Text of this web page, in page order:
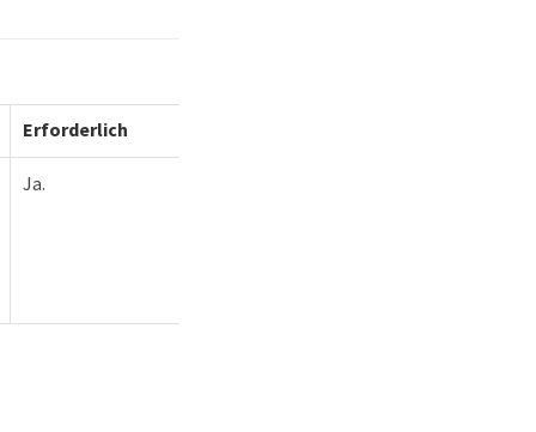
Erforderlich
Ja.